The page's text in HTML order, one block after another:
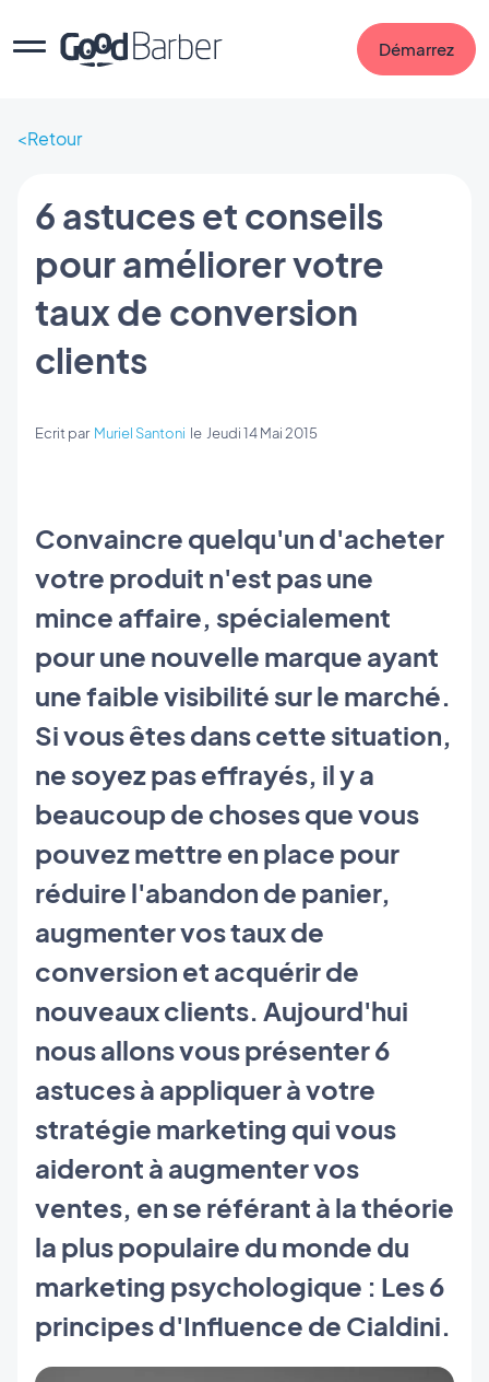
Démarrez
Retour
6 astuces et conseils
pour améliorer votre
taux de conversion
clients
Ecrit par Muriel Santoni le Jeudi 14 Mai 2015
Convaincre quelqu'un d'acheter
votre produit n'est pas une
mince affaire, spécialement
pour une nouvelle marque ayant
une faible visibilité sur le marché.
Si vous êtes dans cette situation,
ne soyez pas effrayés, il y a
beaucoup de choses que vous
pouvez mettre en place pour
réduire l'abandon de panier,
augmenter vos taux de
conversion et acquérir de
nouveaux clients. Aujourd'hui
nous allons vous présenter 6
astuces à appliquer à votre
stratégie marketing qui vous
aideront à augmenter vos
ventes, en se référant à la théorie
la plus populaire du monde du
marketing psychologique : Les 6
principes d'Influence de Cialdini.